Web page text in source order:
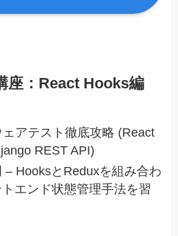
座：React Hooks編
アテスト徹底攻略 (React
REST API)
– HooksとReduxを組み合わ
エンド状態管理手法を習